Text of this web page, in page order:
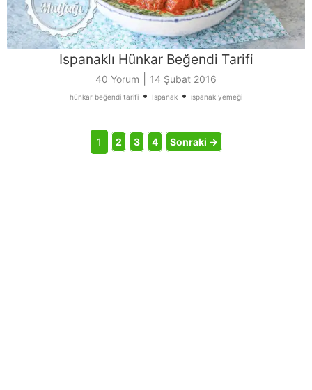
Ispanaklı Hünkar Beğendi Tarifi
40 Yorum 14 Şubat 2016
hünkar beğendi tarifi • Ispanak • ıspanak yemeği
1 2 3 4 Sonraki →